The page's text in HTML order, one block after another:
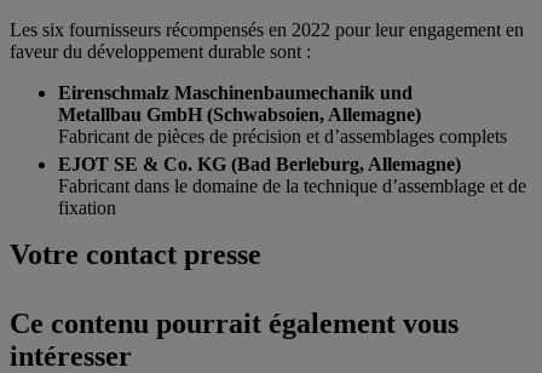
Les six fournisseurs récompensés en 2022 pour leur engagement en
faveur du développement durable sont :
Eirenschmalz Maschinenbaumechanik und
Metallbau GmbH (Schwabsoien, Allemagne)
Fabricant de pièces de précision et d’assemblages complets
EJOT SE & Co. KG (Bad Berleburg, Allemagne)
Fabricant dans le domaine de la technique d’assemblage et de
fixation
Votre contact presse
Ce contenu pourrait également vous
intéresser